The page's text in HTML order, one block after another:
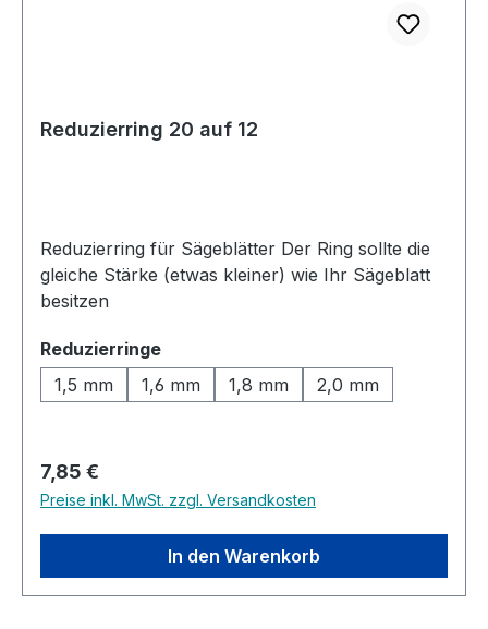
Reduzierring 20 auf 12
Reduzierring für Sägeblätter Der Ring sollte die
gleiche Stärke (etwas kleiner) wie Ihr Sägeblatt
besitzen
Reduzierringeauswählen
1,5 mm
1,6 mm 1,8 mm 2,0 mm
Regulärer Preis:
7,85 €
Preise inkl. MwSt. zzgl. Versandkosten
In den Warenkorb